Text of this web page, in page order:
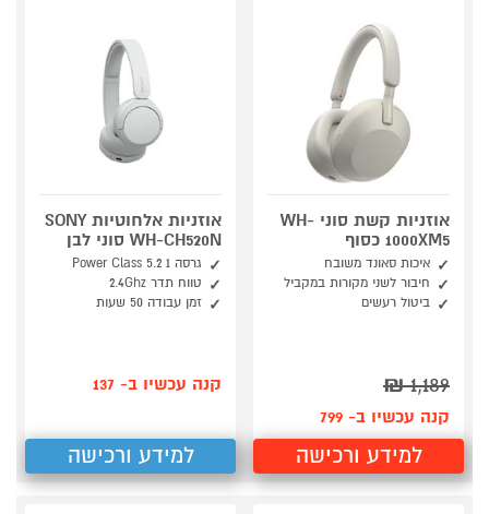
אוזניות קשת סוני WH-
1000XM5 כסוף
איכות סאונד משובח
חיבור לשני מקורות במקביל
ביטול רעשים
1,189
₪
קנה עכשיו ב- 799
למידע ורכישה
אוזניות אלחוטיות SONY
WH-CH520N סוני לבן
גרסה 1 Power Class 5.2
טווח תדר 2.4Ghz
זמן עבודה 50 שעות
קנה עכשיו ב- 137
למידע ורכישה